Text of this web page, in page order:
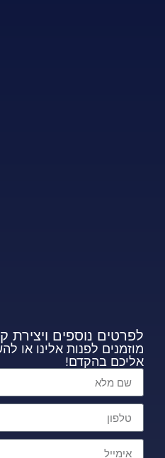
לפרטים נוספים ויצירת
מוזמנים לפנות אלינו או
אליכם בהקדם!